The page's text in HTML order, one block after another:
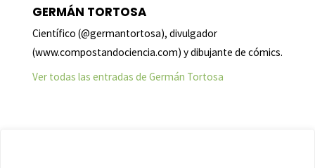
GERMÁN TORTOSA
Científico (@germantortosa), divulgador
(www.compostandociencia.com) y dibujante de cómics.
Ver todas las entradas de Germán Tortosa